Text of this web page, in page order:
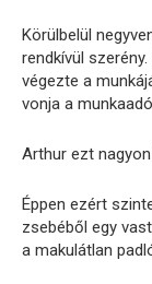
Körülbelül
rendkívül
végezte a
vonja a
Arthur ezt
Éppen ezért
zsebéből egy
a makulátlan